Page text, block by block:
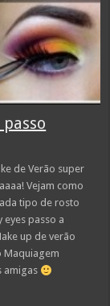
de Verão super
Vejam como
tipo de rosto
passo a
up de verão
Maquiagem
amigas